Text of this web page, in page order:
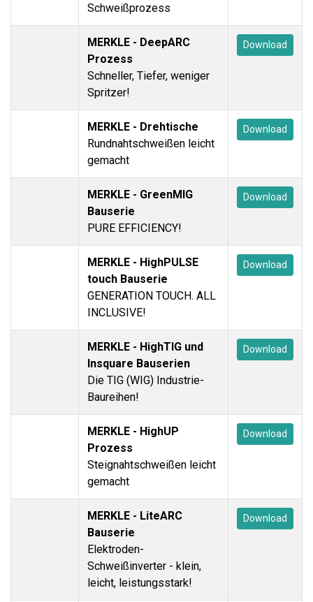
Schweißprozess
MERKLE - DeepARC
Prozess
Schneller, Tiefer, weniger
Spritzer!
Download
MERKLE - Drehtische
Rundnahtschweißen leicht
gemacht
Download
MERKLE - GreenMIG
Bauserie
PURE EFFICIENCY!
Download
MERKLE - HighPULSE
touch Bauserie
GENERATION TOUCH. ALL
INCLUSIVE!
Download
MERKLE - HighTIG und
Insquare Bauserien
Die TIG (WIG) Industrie-
Baureihen!
Download
MERKLE - HighUP
Prozess
Steignahtschweißen leicht
gemacht
Download
MERKLE - LiteARC
Bauserie
Elektroden-
Schweißinverter - klein,
leicht, leistungsstark!
Download